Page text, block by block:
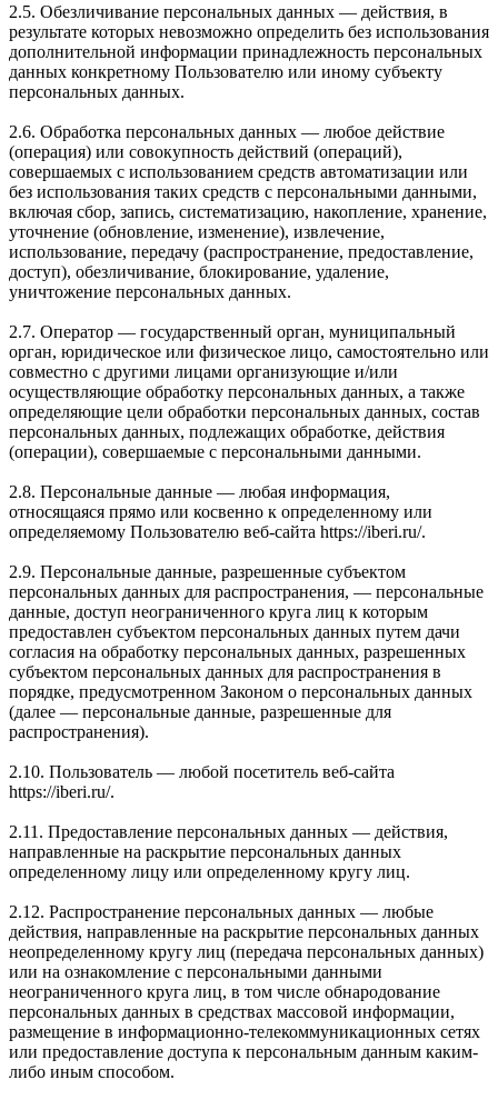
2.5. Обезличивание персональных данных — действия, в
результате которых невозможно определить без использования
дополнительной информации принадлежность персональных
данных конкретному Пользователю или иному субъекту
персональных данных.
2.6. Обработка персональных данных — любое действие
(операция) или совокупность действий (операций),
совершаемых с использованием средств автоматизации или
без использования таких средств с персональными данными,
включая сбор, запись, систематизацию, накопление, хранение,
уточнение (обновление, изменение), извлечение,
использование, передачу (распространение, предоставление,
доступ), обезличивание, блокирование, удаление,
уничтожение персональных данных.
2.7. Оператор — государственный орган, муниципальный
орган, юридическое или физическое лицо, самостоятельно или
совместно с другими лицами организующие и/или
осуществляющие обработку персональных данных, а также
определяющие цели обработки персональных данных, состав
персональных данных, подлежащих обработке, действия
(операции), совершаемые с персональными данными.
2.8. Персональные данные — любая информация,
относящаяся прямо или косвенно к определенному или
определяемому Пользователю веб-сайта https://iberi.ru/.
2.9. Персональные данные, разрешенные субъектом
персональных данных для распространения, — персональные
данные, доступ неограниченного круга лиц к которым
предоставлен субъектом персональных данных путем дачи
согласия на обработку персональных данных, разрешенных
субъектом персональных данных для распространения в
порядке, предусмотренном Законом о персональных данных
(далее — персональные данные, разрешенные для
распространения).
2.10. Пользователь — любой посетитель веб-сайта
https://iberi.ru/.
2.11. Предоставление персональных данных — действия,
направленные на раскрытие персональных данных
определенному лицу или определенному кругу лиц.
2.12. Распространение персональных данных — любые
действия, направленные на раскрытие персональных данных
неопределенному кругу лиц (передача персональных данных)
или на ознакомление с персональными данными
неограниченного круга лиц, в том числе обнародование
персональных данных в средствах массовой информации,
размещение в информационно-телекоммуникационных сетях
или предоставление доступа к персональным данным каким-
либо иным способом.